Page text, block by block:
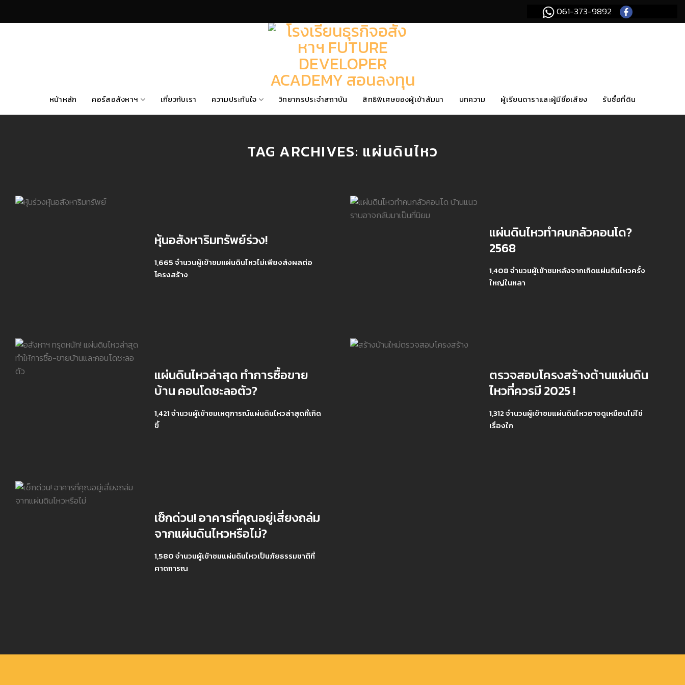
061-373-9892
หน้าหลัก คอร์สอสังหาฯ เกี่ยวกับเรา ความประทับใจ วิทยากรประจำสถาบัน สิทธิพิเศษของผู้เข้าสัมนา บทความ ผู้เรียนดาราและผู้มีชื่อเสียง รับซื้อที่ดิน
TAG ARCHIVES: แผ่นดินไหว
หุ้นอสังหาริมทรัพย์ร่วง!
1,665 จำนวนผู้เข้าชมแผ่นดินไหวไม่เพียงส่งผลต่อ
โครงสร้าง
แผ่นดินไหวทำคนกลัวคอนโด?
2568
1,408 จำนวนผู้เข้าชมหลังจากเกิดแผ่นดินไหวครั้ง
ใหญ่ในหลา
แผ่นดินไหวล่าสุด ทำการซื้อขาย
บ้าน คอนโดชะลอตัว?
1,421 จำนวนผู้เข้าชมเหตุการณ์แผ่นดินไหวล่าสุดที่เกิด
ขึ้
ตรวจสอบโครงสร้างต้านแผ่นดิน
ไหวที่ควรมี 2025 !
1,312 จำนวนผู้เข้าชมแผ่นดินไหวอาจดูเหมือนไม่ใช่
เรื่องใก
เช็กด่วน! อาคารที่คุณอยู่เสี่ยงถล่ม
จากแผ่นดินไหวหรือไม่?
1,580 จำนวนผู้เข้าชมแผ่นดินไหวเป็นภัยธรรมชาติที่
คาดการณ